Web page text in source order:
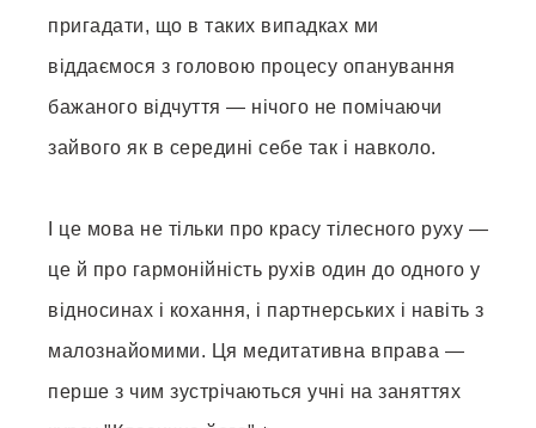
пригадати, що в таких випадках ми
віддаємося з головою процесу опанування
бажаного відчуття — нічого не помічаючи
зайвого як в середині себе так і навколо.
І це мова не тільки про красу тілесного руху —
це й про гармонійність рухів один до одного у
відносинах і кохання, і партнерських і навіть з
малознайомими. Ця медитативна вправа —
перше з чим зустрічаються учні на заняттях